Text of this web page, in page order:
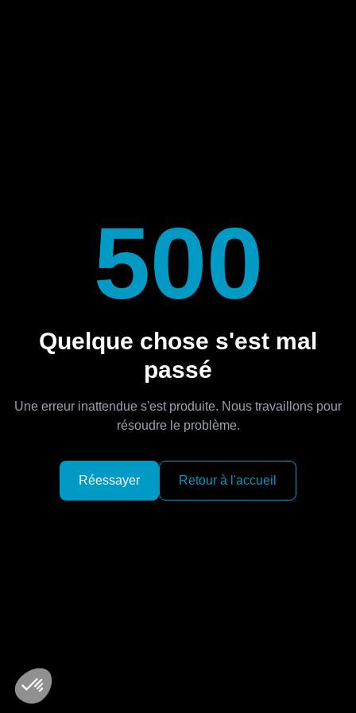
500
Quelque chose s'est mal
passé
Une erreur inattendue s'est produite. Nous travaillons pour
résoudre le problème.
Réessayer Retour à l'accueil